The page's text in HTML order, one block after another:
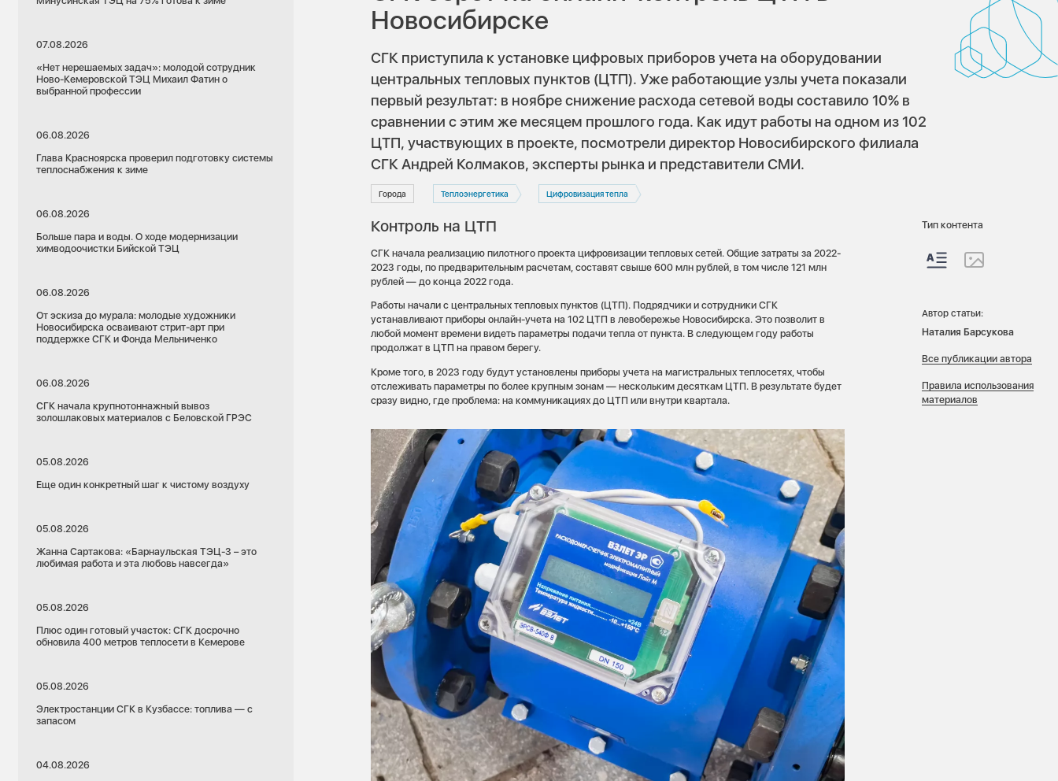
07.08.2026
«Нет нерешаемых задач»: молодой сотрудник
Ново-Кемеровской ТЭЦ Михаил Фатин о
выбранной профессии
06.08.2026
Глава Красноярска проверил подготовку системы
теплоснабжения к зиме
06.08.2026
Больше пара и воды. О ходе модернизации
химводоочистки Бийской ТЭЦ
06.08.2026
От эскиза до мурала: молодые художники
Новосибирска осваивают стрит-арт при
поддержке СГК и Фонда Мельниченко
06.08.2026
СГК начала крупнотоннажный вывоз
золошлаковых материалов с Беловской ГРЭС
05.08.2026
Еще один конкретный шаг к чистому воздуху
05.08.2026
Жанна Сартакова: «Барнаульская ТЭЦ-3 – это
любимая работа и эта любовь навсегда»
05.08.2026
Плюс один готовый участок: СГК досрочно
обновила 400 метров теплосети в Кемерове
05.08.2026
Электростанции СГК в Кузбассе: топлива — с
запасом
04.08.2026
Новосибирске
СГК приступила к установке цифровых приборов учета на оборудовании
центральных тепловых пунктов (ЦТП). Уже работающие узлы учета показали
первый результат: в ноябре снижение расхода сетевой воды составило 10% в
сравнении с этим же месяцем прошлого года. Как идут работы на одном из 102
ЦТП, участвующих в проекте, посмотрели директор Новосибирского филиала
СГК Андрей Колмаков, эксперты рынка и представители СМИ.
Города Теплоэнергетика Цифровизация тепла
Контроль на ЦТП
СГК начала реализацию пилотного проекта цифровизации тепловых сетей. Общие затраты за 2022-
2023 годы, по предварительным расчетам, составят свыше 600 млн рублей, в том числе 121 млн
рублей — до конца 2022 года.
Работы начали с центральных тепловых пунктов (ЦТП). Подрядчики и сотрудники СГК
устанавливают приборы онлайн-учета на 102 ЦТП в левобережье Новосибирска. Это позволит в
любой момент времени видеть параметры подачи тепла от пункта. В следующем году работы
продолжат в ЦТП на правом берегу.
Кроме того, в 2023 году будут установлены приборы учета на магистральных теплосетях, чтобы
отслеживать параметры по более крупным зонам — нескольким десяткам ЦТП. В результате будет
сразу видно, где проблема: на коммуникациях до ЦТП или внутри квартала.
Тип контента
Автор статьи:
Наталия Барсукова
Все публикации автора
Правила использования
материалов